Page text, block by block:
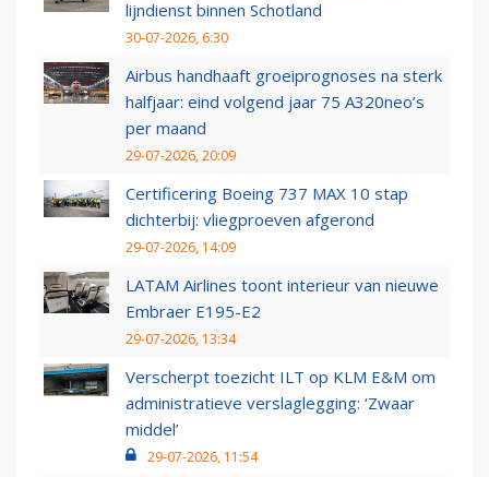
lijndienst binnen Schotland
30-07-2026, 6:30
Airbus handhaaft groeiprognoses na sterk
halfjaar: eind volgend jaar 75 A320neo’s
per maand
29-07-2026, 20:09
Certificering Boeing 737 MAX 10 stap
dichterbij: vliegproeven afgerond
29-07-2026, 14:09
LATAM Airlines toont interieur van nieuwe
Embraer E195-E2
29-07-2026, 13:34
Verscherpt toezicht ILT op KLM E&M om
administratieve verslaglegging: ‘Zwaar
middel’
29-07-2026, 11:54